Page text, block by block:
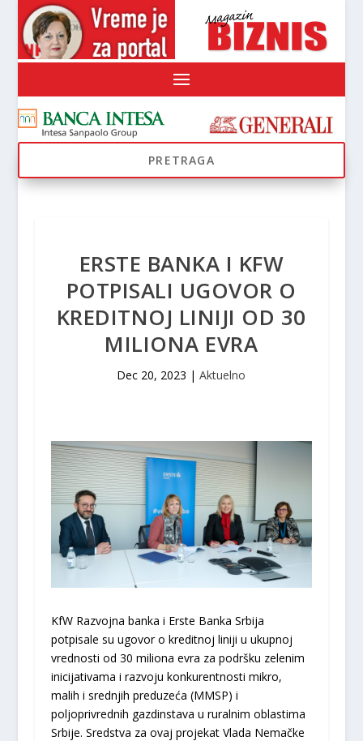
ERSTE BANKA I KFW
POTPISALI UGOVOR O
KREDITNOJ LINIJI OD 30
MILIONA EVRA
Dec 20, 2023 |Aktuelno
KfW Razvojna banka i Erste Banka Srbija
potpisale su ugovor o kreditnoj liniji u ukupnoj
vrednosti od 30 miliona evra za podršku zelenim
inicijativama i razvoju konkurentnosti mikro,
malih i srednjih preduzeća (MMSP) i
poljoprivrednih gazdinstava u ruralnim oblastima
Srbije. Sredstva za ovaj projekat Vlada Nemačke